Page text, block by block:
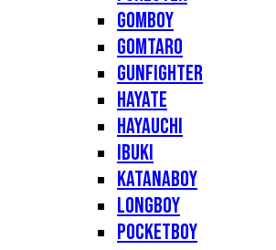
Gomboy
Gomtaro
Gunfighter
Hayate
Hayauchi
Ibuki
Katanaboy
Longboy
Pocketboy